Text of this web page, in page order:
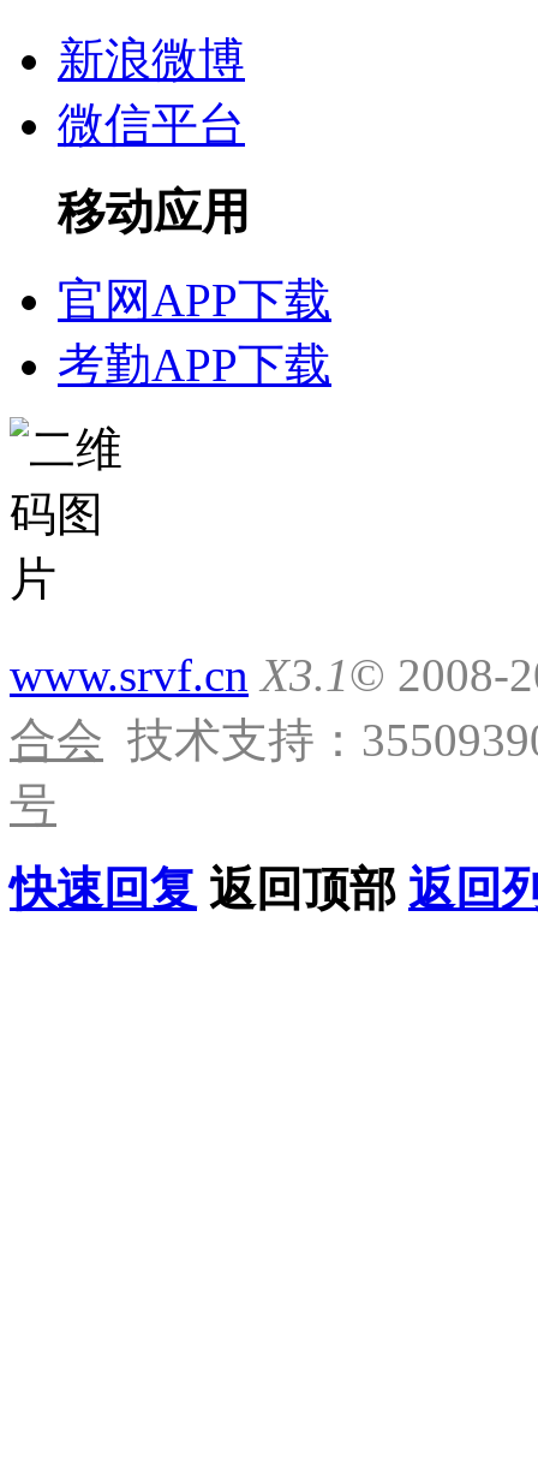
新浪微博
微信平台
移动应用
官网APP下载
考勤APP下载
www.srvf.cn X3.1© 2008-
合会 技术支持：
号
快速回复 返回顶部 返回